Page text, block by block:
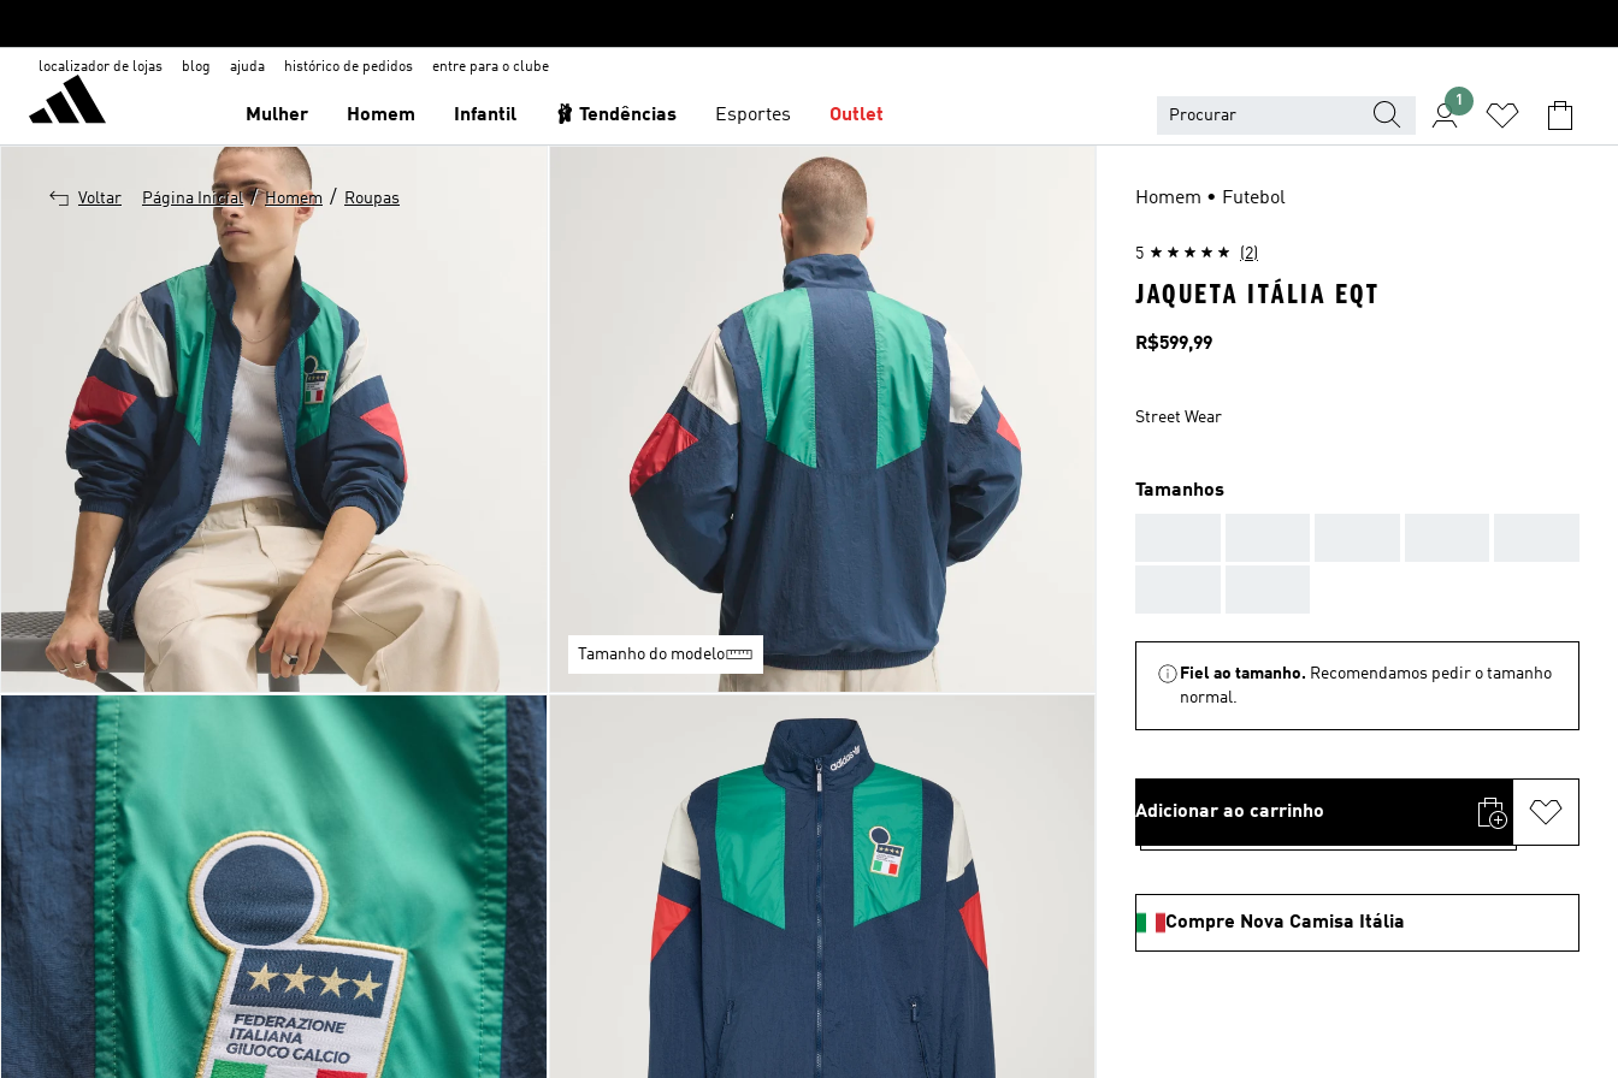
localizador de lojas blog ajuda histórico de pedidos entre para o clube
Mulher Homem Infantil 🩰 Tendências Esportes Outlet
1
Voltar Página Inicial / Homem / Roupas
Tamanho do modelo
Homem • Futebol
5 (2)
JAQUETA ITÁLIA EQT
Preço
R$599,99
Street Wear
Tamanhos
Fiel ao tamanho. Recomendamos pedir o tamanho
normal.
Adicionar ao carrinho
Compre Nova Camisa Itália